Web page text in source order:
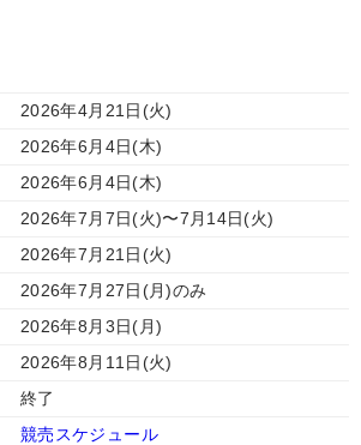
2026年4月21日(火)
2026年6月4日(木)
2026年6月4日(木)
2026年7月7日(火)〜7月14日(火)
2026年7月21日(火)
2026年7月27日(月)のみ
2026年8月3日(月)
2026年8月11日(火)
終了
競売スケジュール